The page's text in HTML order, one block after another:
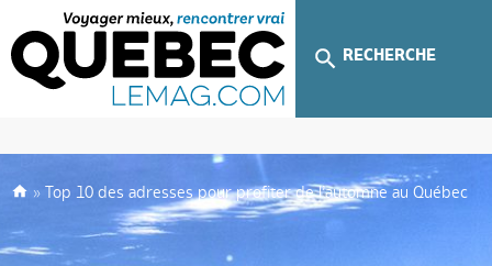
RECHERCHE
» Top 10 des adresses pour profiter de l’automne au Québec